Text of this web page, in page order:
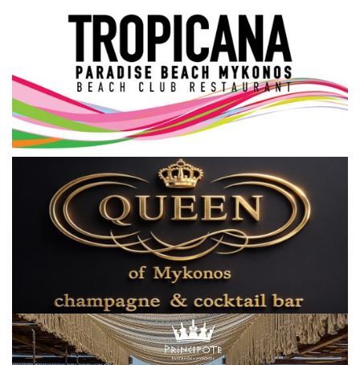
Σεβασμιώτατος Δωρόθεος Β’
Cost Of Living Crisis
Opinion + Analysis
L’Art des Sens
Local Elections 2023
Elections 2023
Γλώσσα